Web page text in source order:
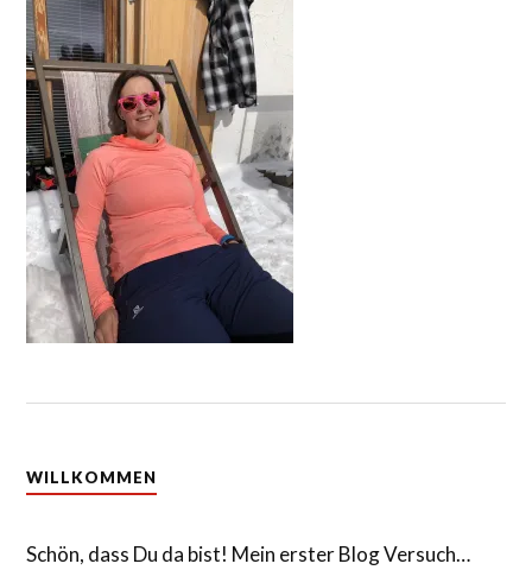
WILLKOMMEN
Schön, dass Du da bist! Mein erster Blog Versuch…